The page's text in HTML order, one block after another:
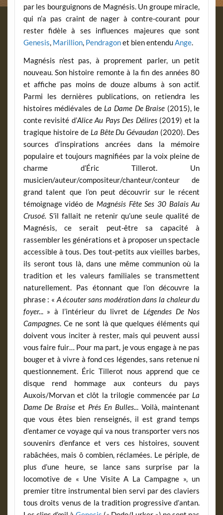
par les bourguignons de Magnésis. Un groupe miracle,
qui n’a pas craint de nager à contre-courant pour
rester fidèle à ses influences majeures que sont
Genesis, Marillion, Pendragonet bien entenduAnge.
Magnésis n’est pas, à proprement parler, un petit
nouveau. Son histoire remonte à la fin des années 80
et affiche pas moins de douze albums à son actif.
Parmi les dernières publications, on retiendra les
histoires médiévales de La Dame De Braise (2015), le
conte revisité d’Alice Au Pays Des Délires (2019) et la
tragique histoire de La Bête Du Gévaudan (2020). Des
sources d’inspirations ancrées dans la mémoire
populaire et toujours magnifiées par la voix pleine de
charme d’Éric Tillerot. Un
musicien/auteur/compositeur/chanteur/conteur de
grand talent que l’on peut découvrir sur le récent
témoignage vidéo de Magnésis Fête Ses 30 Balais Au
Crusoé. S’il fallait ne retenir qu’une seule qualité de
Magnésis, ce serait peut-être sa capacité à
rassembler les générations et à proposer un spectacle
accessible à tous. Des tout-petits aux vieilles barbes,
ils seront tous là, dans une même communion où la
tradition et les valeurs familiales se transmettent
naturellement. Pas étonnant que l’on découvre la
phrase : « A écouter sans modération dans la chaleur du
foyer... » à l’intérieur du livret de Légendes De Nos
Campagnes. Ce ne sont là que quelques éléments qui
doivent vous inciter à rester, mais qui peuvent aussi
vous faire fuir… Pour ma part, je vous engage à ne pas
bouger et à vivre à fond ces légendes, sans retenue ni
questionnement. Éric Tillerot nous apprend que ce
disque rend hommage aux conteurs du pays
Auxois/Morvan et clôt la trilogie commencée par La
Dame De Braise et Prés En Bulles... Voilà, maintenant
que vous êtes bien renseignés, il est grand temps
d’entamer ce voyage qui va nous transporter vers nos
souvenirs d’enfance et vers ces histoires, souvent
rabâchées, mais ô combien, réclamées. Le périple, de
plus d’une heure, se lance sans surprise par la
locomotive de « Une Visite A La Campagne », un
premier titre instrumental bien servi par des claviers
tous droits venus de la tradition progressive d’antan.